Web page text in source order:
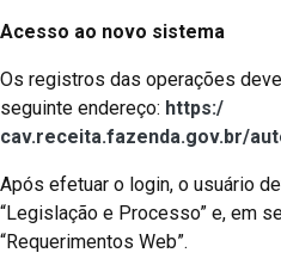
Acesso ao novo sistema
Os registros das operações
seguinte endereço: https:/
cav.receita.fazenda.gov.br/
Após efetuar o login, o usuário
“Legislação e Processo” e, em
“Requerimentos Web”.